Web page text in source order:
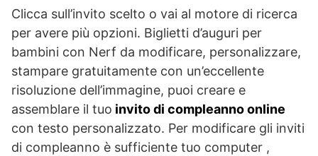
Clicca sull’invito scelto o vai al motore di ricerca
per avere più opzioni. Biglietti d’auguri per
bambini con Nerf da modificare, personalizzare,
stampare gratuitamente con un’eccellente
risoluzione dell’immagine, puoi creare e
assemblare il tuo invito di compleanno online
con testo personalizzato. Per modificare gli inviti
di compleanno è sufficiente tuo computer ,